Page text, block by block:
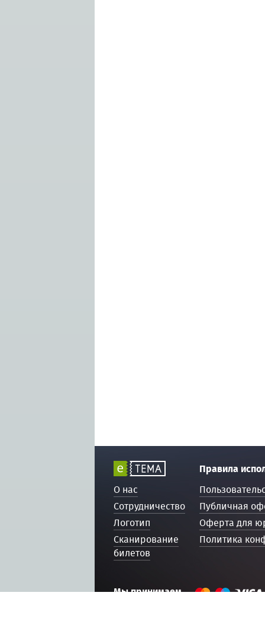
О нас
Сотрудничество
Логотип
Сканирование
билетов
Правила
Публичная
Оферта для
Политика
Мы принимаем